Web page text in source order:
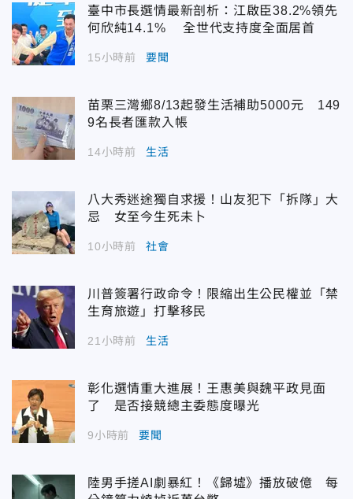
臺中市長選情最新剖析：江啟臣38.2%領先
何欣純14.1% 全世代支持度全面居首
15小時前 要聞
苗栗三灣鄉8/13起發生活補助5000元 149
9名長者匯款入帳
14小時前 生活
八大秀迷途獨自求援！山友犯下「拆隊」大
忌 女至今生死未卜
10小時前 社會
川普簽署行政命令！限縮出生公民權並「禁
生育旅遊」打擊移民
21小時前 生活
彰化選情重大進展！王惠美與魏平政見面
了 是否接競總主委態度曝光
9小時前 要聞
陸男手搓AI劇暴紅！《歸墟》播放破億 每